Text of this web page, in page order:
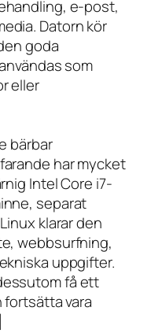
e-post,
Datorn kör
goda
som
eller
bärbar
har mycket
Intel Core i7-
separat
klarar den
webbsurfning,
uppgifter.
få ett
vara